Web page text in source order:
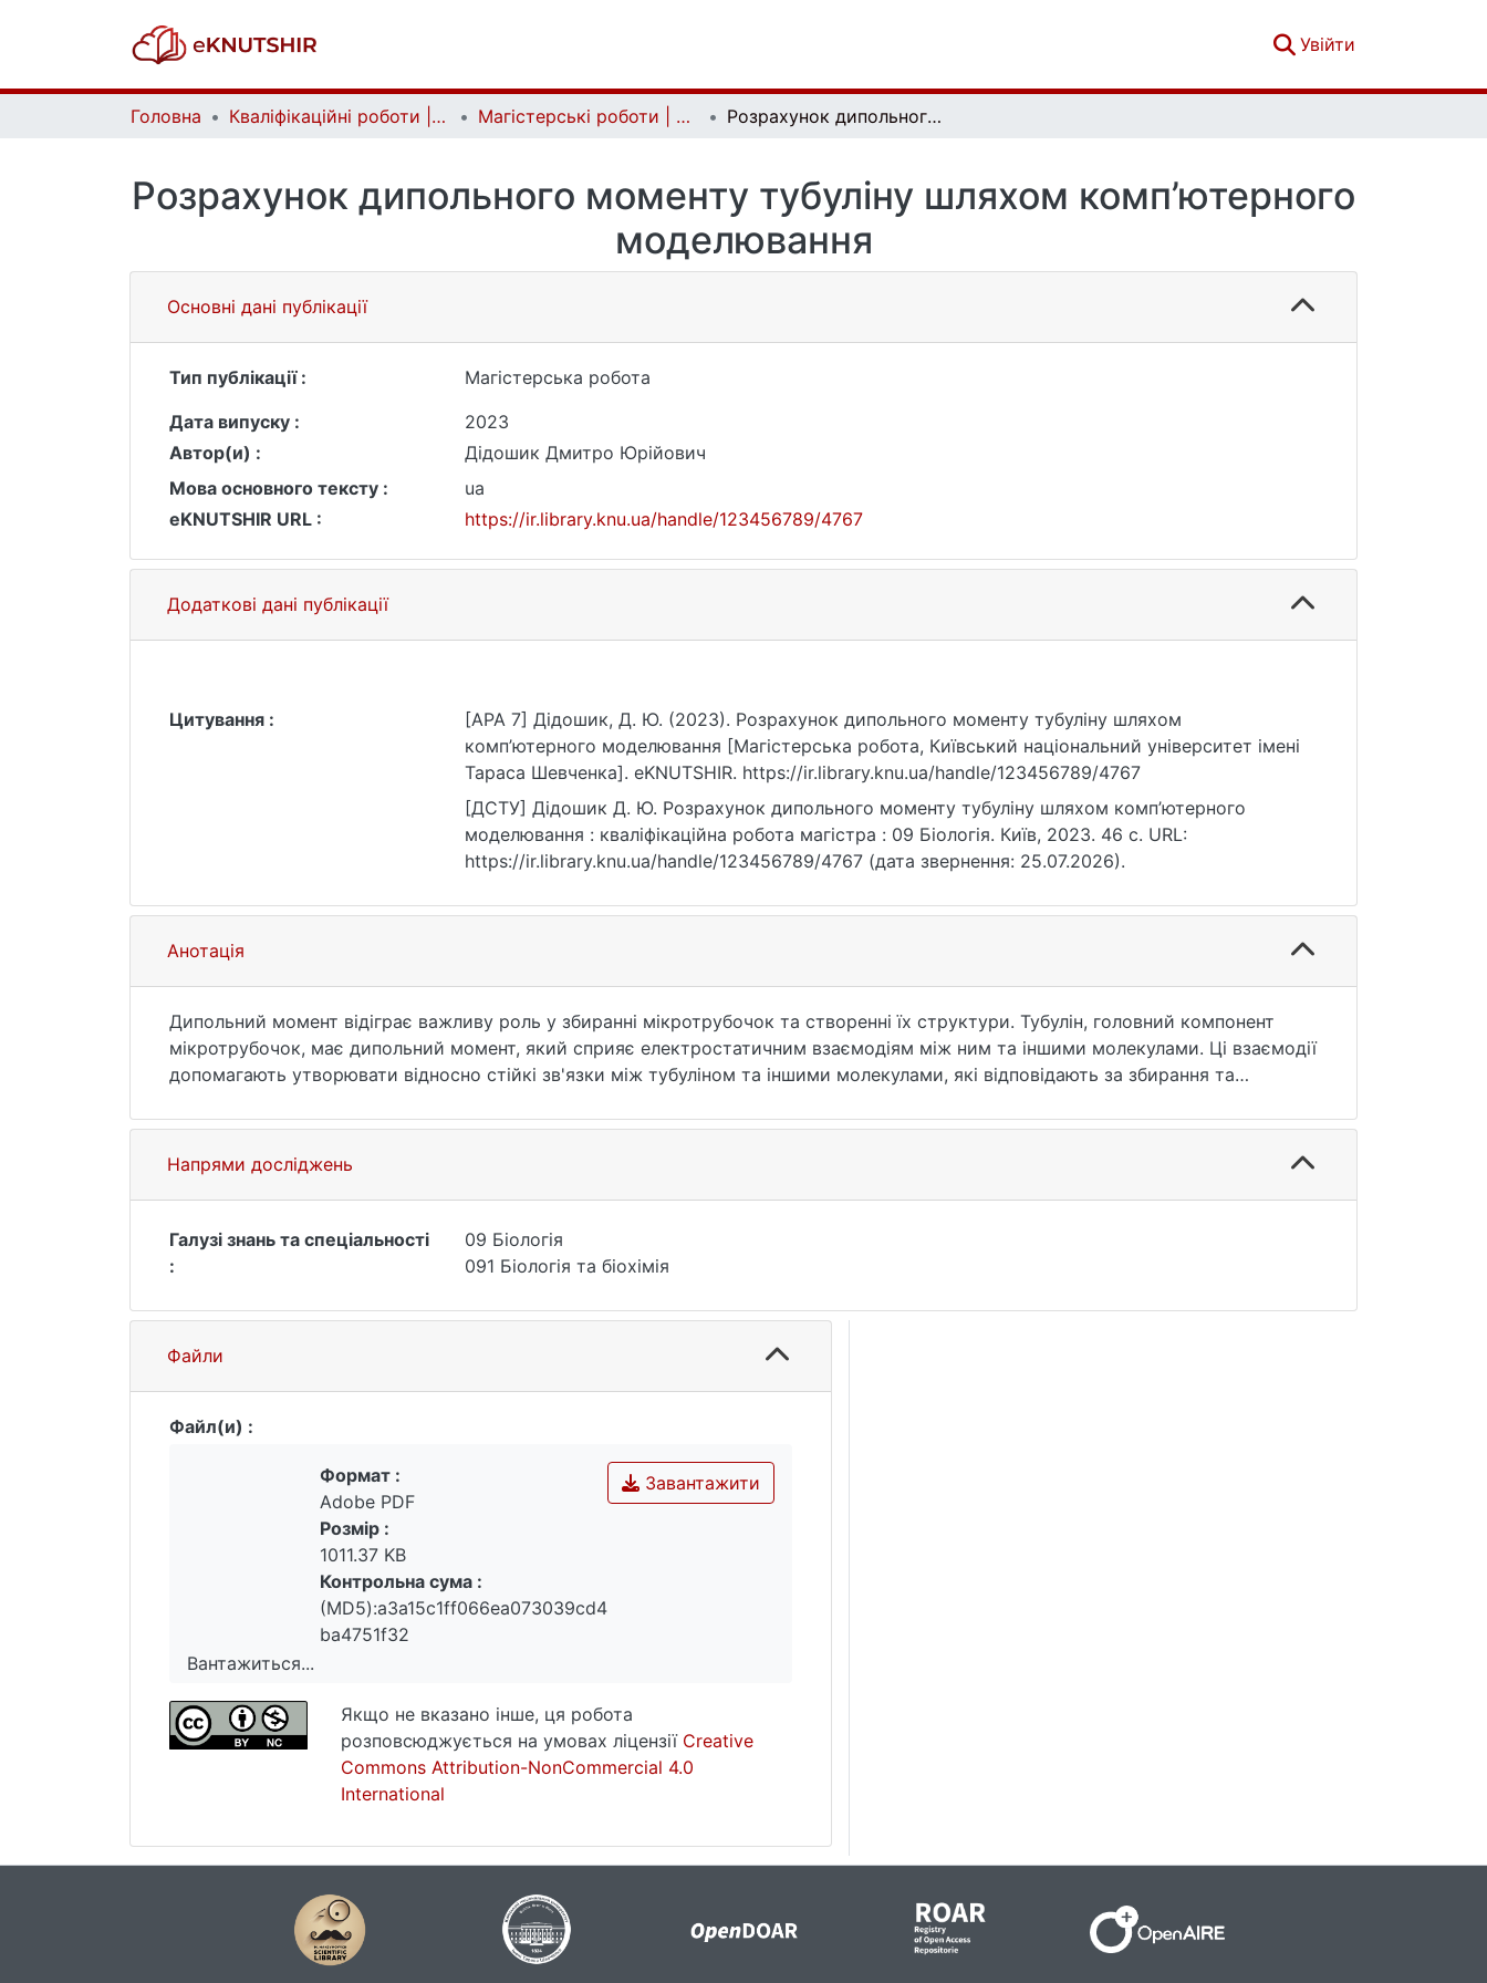
Увійти
Головна Кваліфікаційні роботи | Qualifying works Магістерські роботи | Master's theses Розрахунок дипольного моменту тубуліну шляхом комп’ютерного моделювання
Розрахунок дипольного моменту тубуліну шляхом комп’ютерного
моделювання
Основні дані публікації
Тип публікації :
Магістерська робота
Дата випуску :
2023
Автор(и) :
Дідошик Дмитро Юрійович
Мова основного тексту :
ua
eKNUTSHIR URL :
https://ir.library.knu.ua/handle/123456789/4767
Додаткові дані публікації
Цитування :
[APA 7] Дідошик, Д. Ю. (2023). Розрахунок дипольного моменту тубуліну шляхом
комп’ютерного моделювання [Магістерська робота, Київський національний університет імені
Тараса Шевченка]. eKNUTSHIR. https://ir.library.knu.ua/handle/123456789/4767
[ДСТУ] Дідошик Д. Ю. Розрахунок дипольного моменту тубуліну шляхом комп’ютерного
моделювання : кваліфікаційна робота магістра : 09 Біологія. Київ, 2023. 46 с. URL:
https://ir.library.knu.ua/handle/123456789/4767 (дата звернення: 25.07.2026).
Анотація
Дипольний момент відіграє важливу роль у збиранні мікротрубочок та створенні їх структури. Тубулін, головний компонент
мікротрубочок, має дипольний момент, який сприяє електростатичним взаємодіям між ним та іншими молекулами. Ці взаємодії
допомагають утворювати відносно стійкі зв'язки між тубуліном та іншими молекулами, які відповідають за збирання та
В ході роботи було проаналізовано методи обчислення дипольного моменту тубуліну. Розроблено програмне забезпечення для
обчислення дипольних моментів α- та β-мономерів, та димеру тубуліну. Тестування програмного забезпечення дало задовільні
результати.
Ключові слова: тубуліни, мікротрубочки, цитоскелет, дипольний момент, електричне поле.
Напрями досліджень
Галузі знань та спеціальності
:
09 Біологія
091 Біологія та біохімія
Файли
Файл(и) :
Вантажиться...
Вантажиться...
Завантажити
Формат :
Adobe PDF
Розмір :
1011.37 KB
Контрольна сума :
(MD5):a3a15c1ff066ea073039cd4
ba4751f32
Якщо не вказано інше, ця робота
розповсюджується на умовах ліцензії Creative
Commons Attribution-NonCommercial 4.0
International